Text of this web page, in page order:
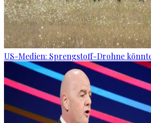
US-Medien: Sprengstoff-Drohne